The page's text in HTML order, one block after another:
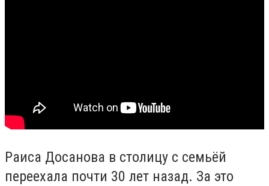
Раиса Досанова в столицу с семьёй
переехала почти 30 лет назад. За это